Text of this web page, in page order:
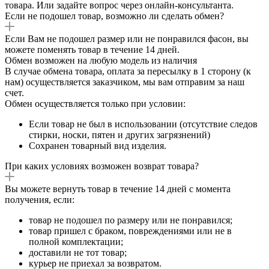
товара. Или задайте вопрос через онлайн-консультанта.
Если не подошел товар, возможно ли сделать обмен?
Если Вам не подошел размер или не понравился фасон, вы
можете поменять товар в течение 14 дней.
Обмен возможен на любую модель из наличия
В случае обмена товара, оплата за пересылку в 1 сторону (к
нам) осуществляется заказчиком, мы вам отправим за наш
счет.
Обмен осуществляется только при условии:
Если товар не был в использовании (отсутствие следов
стирки, носки, пятен и других загрязнений)
Сохранен товарный вид изделия.
При каких условиях возможен возврат товара?
Вы можете вернуть товар в течение 14 дней с момента
получения, если:
товар не подошел по размеру или не понравился;
товар пришел с браком, повреждениями или не в
полной комплектации;
доставили не тот товар;
курьер не приехал за возвратом.